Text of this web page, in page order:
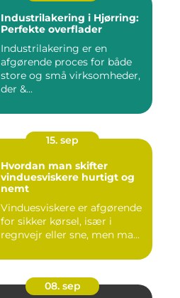
Industrilakering i Hjørring:
Perfekte overflader
Industrilakering er en
afgørende proces for både
store og små virksomheder,
der &...
15. sep
Hvordan man skifter
vinduesviskere hurtigt og
nemt
Vinduesviskere er afgørende
for sikker kørsel, især i
regnvejr eller sne, men ma...
08. sep